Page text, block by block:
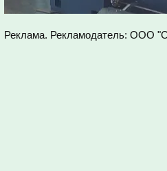
Реклама. Рекламодатель: ООО